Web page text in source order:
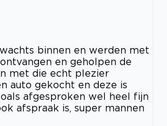
binnen en werden met
en geholpen de
met die echt plezier
auto gekocht en deze is
afgesproken wel heel fijn
afspraak is, super mannen